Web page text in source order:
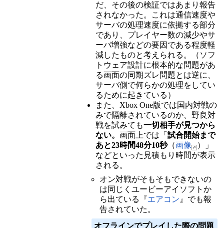
だ、その後の検証ではあまり報告
されなかった。これは通信速度や
サーバの処理速度に依拠する部分
であり、プレイヤー数の減少やサ
ーバ増強などの要因である程度軽
減したものと考えられる。（ソフ
トウェア設計に根本的な問題があ
る画面の同期ズレ問題とは逆に、
サーバ側で何らかの処理をしてい
るために起きている）
また、Xbox One版では国内対戦の
みで隔離されているのか、野良対
戦を試みても一切相手が見つから
ない。 画面上では「 試合開始まで
あと23時間48分10秒（画像
）」
などといった見積もり時間が表示
される。
オン対戦がそもそもできないの
は同じくユービーアイソフトか
ら出ている『エアコン 』でも報
告されていた。
オフラインでプレイした際の問題